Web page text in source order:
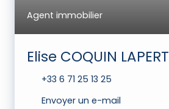
Agent immobilier
Elise COQUIN LAPERT
+33 6 71 25 13 25
Envoyer un e-mail